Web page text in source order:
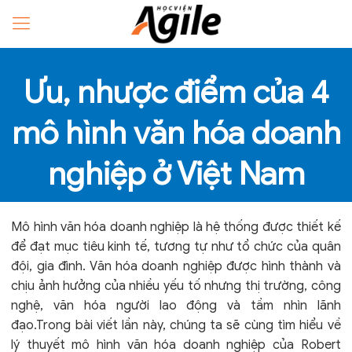
Ưu, nhược điểm của 4
mô hình văn hóa doanh
nghiệp ở Việt Nam
Mô hình văn hóa doanh nghiệp là hệ thống được thiết kế
để đạt mục tiêu kinh tế, tương tự như tổ chức của quân
đội, gia đình. Văn hóa doanh nghiệp được hình thành và
chịu ảnh hưởng của nhiều yếu tố nhưng thị trường, công
nghệ, văn hóa người lao động và tầm nhìn lãnh
đạo.Trong bài viết lần này, chúng ta sẽ cùng tìm hiểu về
lý thuyết mô hình văn hóa doanh nghiệp của Robert